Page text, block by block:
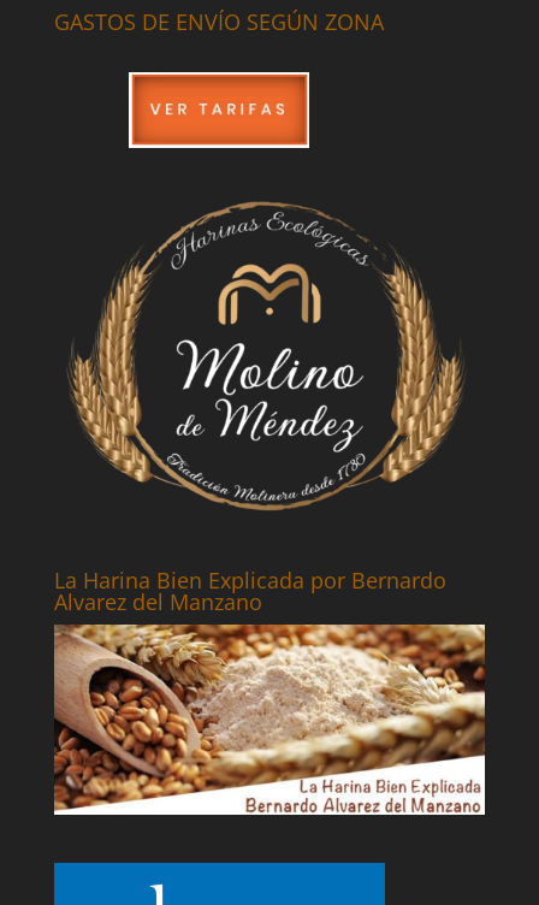
GASTOS DE ENVÍO SEGÚN ZONA
La Harina Bien Explicada por Bernardo
Alvarez del Manzano